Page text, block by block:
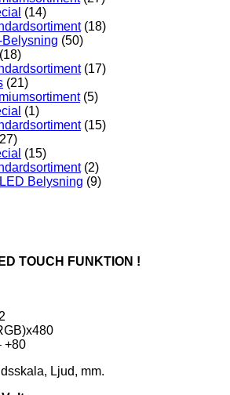
(14)
(18)
(50)
(18)
(17)
(21)
(5)
(1)
(15)
(15)
(2)
Belysning (9)
TOUCH FUNKTION !
+80
Ljud, mm.